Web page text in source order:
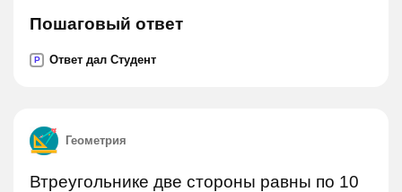
Пошаговый ответ
P Ответ дал Студент
Геометрия
Втреугольнике две стороны равны по 10